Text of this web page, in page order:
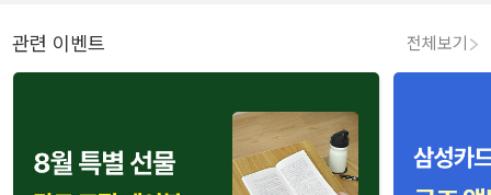
관련 이벤트 전체보기